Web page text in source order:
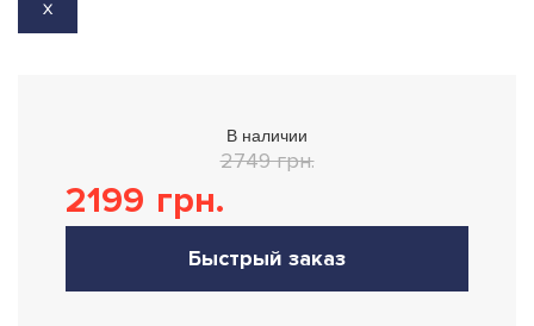
X
В наличии
2749 грн.
2199 грн.
Быстрый заказ